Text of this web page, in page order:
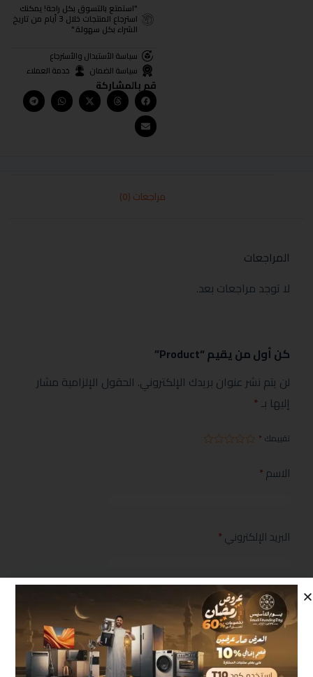
"استمتع بالتسوق بكل راحة! يمكنك
استرجاع المنتجات خلال 3 أيام من تاريخ
الشراء بكل سهولة."
سياسة الأستبدال والأسترجاع
سياسة الضمان
خدمة العملاء
قم بالمشاركة
مراجعات (0)
المراجعات
لا توجد مراجعات بعد.
كن أول من يقيم “Product”
لن يتم نشر عنوان بريدك الإلكتروني. الحقول الإلزامية مشار
إليها بـ*
تقييمك *
الاسم*
البريد الإلكتروني*
مراجعتك*